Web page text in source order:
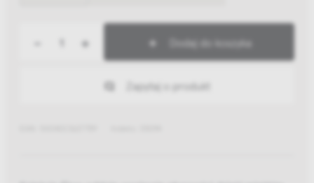
+ Dodaj do koszyka
Zapytaj o produkt